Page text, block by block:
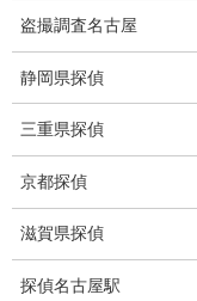
身元調査
人探し
失踪・家出調査
所在確認調査
調査料金
浮気調査特別プラン
盗撮調査名古屋
静岡県探偵
三重県探偵
京都探偵
滋賀県探偵
探偵名古屋駅